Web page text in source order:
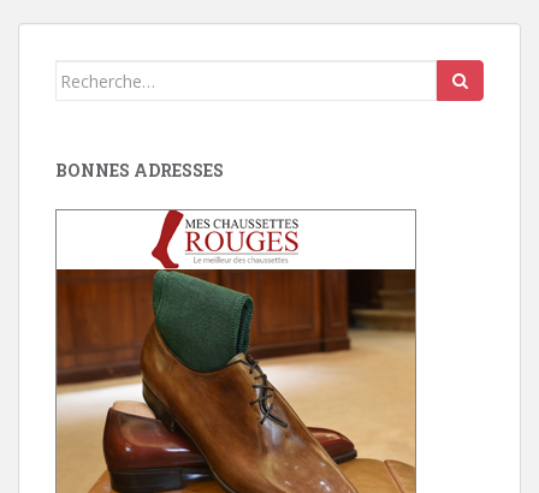
Search
BONNES ADRESSES